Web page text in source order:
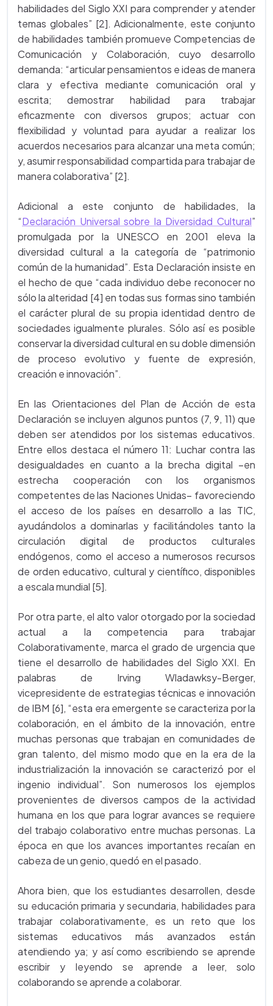
habilidades del Siglo XXI para comprender y atender
temas globales” [2]. Adicionalmente, este conjunto
de habilidades también promueve Competencias de
Comunicación y Colaboración, cuyo desarrollo
demanda: “articular pensamientos e ideas de manera
clara y efectiva mediante comunicación oral y
escrita; demostrar habilidad para trabajar
eficazmente con diversos grupos; actuar con
flexibilidad y voluntad para ayudar a realizar los
acuerdos necesarios para alcanzar una meta común;
y, asumir responsabilidad compartida para trabajar de
manera colaborativa” [2].
Adicional a este conjunto de habilidades, la
“Declaración Universal sobre la Diversidad Cultural”
promulgada por la UNESCO en 2001 eleva la
diversidad cultural a la categoría de “patrimonio
común de la humanidad”. Esta Declaración insiste en
el hecho de que “cada individuo debe reconocer no
sólo la alteridad [4] en todas sus formas sino también
el carácter plural de su propia identidad dentro de
sociedades igualmente plurales. Sólo así es posible
conservar la diversidad cultural en su doble dimensión
de proceso evolutivo y fuente de expresión,
creación e innovación”.
En las Orientaciones del Plan de Acción de esta
Declaración se incluyen algunos puntos (7, 9, 11) que
deben ser atendidos por los sistemas educativos.
Entre ellos destaca el número 11: Luchar contra las
desigualdades en cuanto a la brecha digital –en
estrecha cooperación con los organismos
competentes de las Naciones Unidas– favoreciendo
el acceso de los países en desarrollo a las TIC,
ayudándolos a dominarlas y facilitándoles tanto la
circulación digital de productos culturales
endógenos, como el acceso a numerosos recursos
de orden educativo, cultural y científico, disponibles
a escala mundial [5].
Por otra parte, el alto valor otorgado por la sociedad
actual a la competencia para trabajar
Colaborativamente, marca el grado de urgencia que
tiene el desarrollo de habilidades del Siglo XXI. En
palabras de Irving Wladawksy-Berger,
vicepresidente de estrategias técnicas e innovación
de IBM [6], “esta era emergente se caracteriza por la
colaboración, en el ámbito de la innovación, entre
muchas personas que trabajan en comunidades de
gran talento, del mismo modo que en la era de la
industrialización la innovación se caracterizó por el
ingenio individual”. Son numerosos los ejemplos
provenientes de diversos campos de la actividad
humana en los que para lograr avances se requiere
del trabajo colaborativo entre muchas personas. La
época en que los avances importantes recaían en
cabeza de un genio, quedó en el pasado.
Ahora bien, que los estudiantes desarrollen, desde
su educación primaria y secundaria, habilidades para
trabajar colaborativamente, es un reto que los
sistemas educativos más avanzados están
atendiendo ya; y así como escribiendo se aprende
escribir y leyendo se aprende a leer, solo
colaborando se aprende a colaborar.